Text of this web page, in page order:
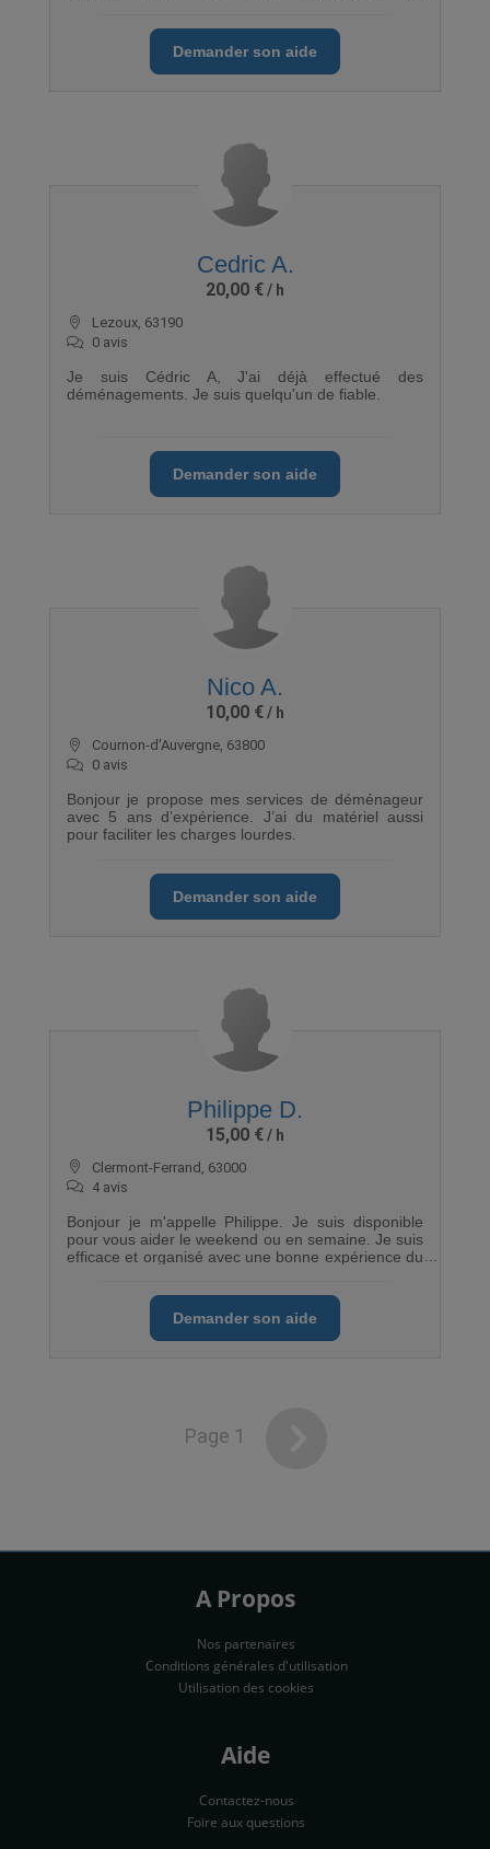
besoin d'un déménageur aguerri et agréable.
Demander son aide
Cedric A.
20,00 €
Lezoux, 63190
0 avis
Je suis Cédric A, J'ai déjà effectué des
déménagements. Je suis quelqu'un de fiable.
Demander son aide
Nico A.
10,00 €
Cournon-d'Auvergne, 63800
0 avis
Bonjour je propose mes services de déménageur
avec 5 ans d’expérience. J’ai du matériel aussi
pour faciliter les charges lourdes.
Demander son aide
Philippe D.
15,00 €
Clermont-Ferrand, 63000
4 avis
Bonjour je m'appelle Philippe. Je suis disponible
pour vous aider le weekend ou en semaine. Je suis
efficace et organisé avec une bonne expérience du
ne me font pas peur. N'hésitez pas à me contacter.
Demander son aide
Page 1
A Propos
Nos partenaires
Conditions générales d'utilisation
Utilisation des cookies
Aide
Contactez-nous
Foire aux questions